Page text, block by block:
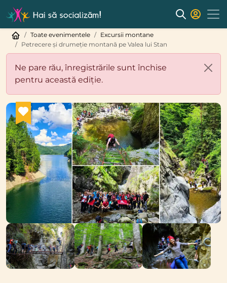
Toate evenimentele
Excursii montane
Petrecere și drumeție montană pe Valea lui Stan
Ne pare rău, înregistrările sunt închise
pentru această ediție.